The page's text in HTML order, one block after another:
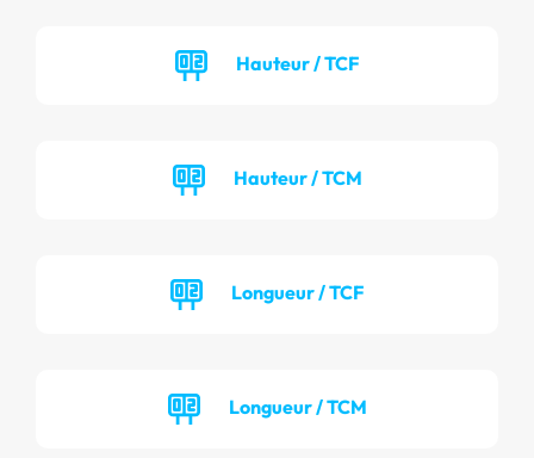
Hauteur / TCF
Hauteur / TCM
Longueur / TCF
Longueur / TCM